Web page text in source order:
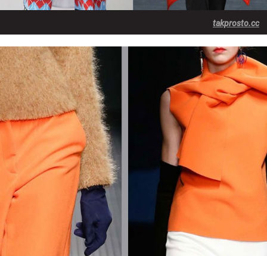
takprosto.cc